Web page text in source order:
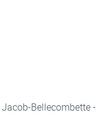
Bellecombette -